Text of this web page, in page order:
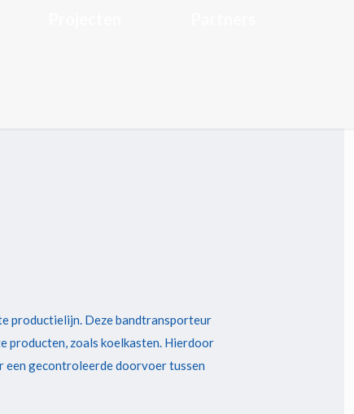
productielijn. Deze bandtransporteur
producten, zoals koelkasten. Hierdoor
gecontroleerde doorvoer tussen